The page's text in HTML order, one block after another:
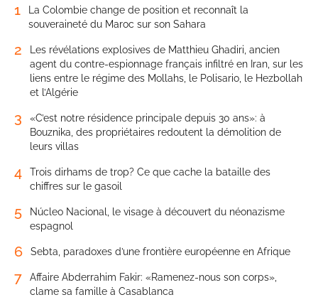
1
La Colombie change de position et reconnaît la
souveraineté du Maroc sur son Sahara
2
Les révélations explosives de Matthieu Ghadiri, ancien
agent du contre-espionnage français infiltré en Iran, sur les
liens entre le régime des Mollahs, le Polisario, le Hezbollah
et l’Algérie
3
«C’est notre résidence principale depuis 30 ans»: à
Bouznika, des propriétaires redoutent la démolition de
leurs villas
4
Trois dirhams de trop? Ce que cache la bataille des
chiffres sur le gasoil
5
Núcleo Nacional, le visage à découvert du néonazisme
espagnol
6 Sebta, paradoxes d’une frontière européenne en Afrique
7
Affaire Abderrahim Fakir: «Ramenez-nous son corps»,
clame sa famille à Casablanca